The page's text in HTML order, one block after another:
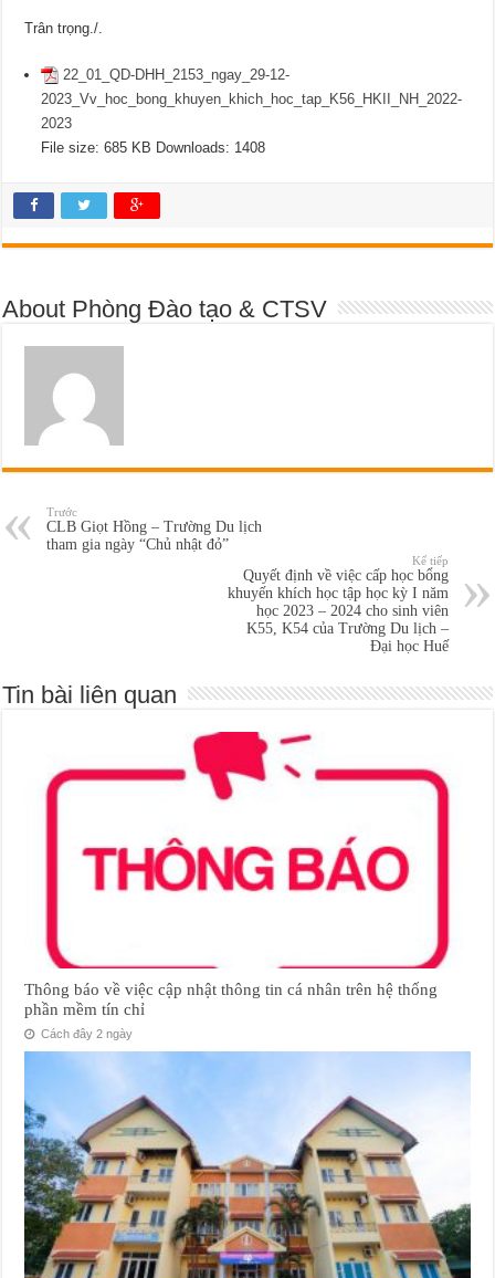
Trân trọng./.
22_01_QD-DHH_2153_ngay_29-12-
2023_Vv_hoc_bong_khuyen_khich_hoc_tap_K56_HKII_NH_2022-
2023
File size: 685 KB Downloads: 1408
About Phòng Đào tạo & CTSV
Trước
CLB Giọt Hồng – Trường Du lịch
tham gia ngày “Chủ nhật đỏ”
Kế tiếp
Quyết định về việc cấp học bổng
khuyến khích học tập học kỳ I năm
học 2023 – 2024 cho sinh viên
K55, K54 của Trường Du lịch –
Đại học Huế
Tin bài liên quan
Thông báo về việc cập nhật thông tin cá nhân trên hệ thống
phần mềm tín chỉ
Cách đây 2 ngày